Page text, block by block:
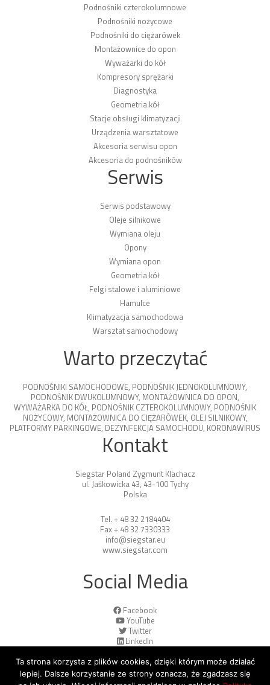
Podnośniki czterokolumnowe
Podnośniki nożycowe
Podnośniki do ciężarówek
Montażownice do opon
Wyważarki do kół
Kompresory sprężarki
Diagnostyka
Geometria kół
Stacje obsługi klimatyzacji
Urządzenia warsztatowe
Akcesoria serwisu opon
Akcesoria do podnośników
Serwis
Serwis podstawowy
Oleje silnikowe
Wymiana oleju
Opony
Wymiana opon
Geometria kół
Felgi stalowe i aluminiowe
Hamulce
Klimatyzacja samochodowa
Warsztat samochodowy
Warto przeczytać
PODNOŚNIKI SAMOCHODOWE, PODNOŚNIK JEDNOKOLUMNOWY,
PODNOŚNIK DWUKOLUMNOWY, MONTAŻOWNICA DO OPON,
WYWAŻARKA DO KÓŁ, PODNOŚNIK CZTEROKOLUMNOWY, PODNOŚNIK
NOŻYCOWY, MONTAŻOWNICA DO CIĘŻARÓWEK, OLEJ SILNIKOWY,
PLATFORMY PARKINGOWE, DEZYNFEKCJA SAMOCHODU, KORONAWIRUS
Kontakt
Siegstar Poland Zygmunt Klachacz
ul. Jaśkowicka 43, 43-100 Tychy
Polska
Tel. + 48 32 2184404
Fax + 48 32 7330333
info@siegstar.eu
www.siegstar.com
Social Media
Facebook
YouTube
Twitter
LinkedIn
Ta strona korzysta z plików cookies, dzięki którym może działać
lepiej. Dalsze korzystanie ze strony oznacza, że zgadzasz się